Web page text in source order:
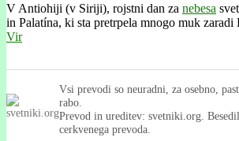
V Antiohiji (v Siriji), rojstni dan za nebesa
in Palatína, ki sta pretrpela mnogo muk zaradi
Vir
Vsi prevodi so neuradni, za osebno,
rabo.
Prevod in ureditev: svetniki.org.
cerkvenega prevoda.